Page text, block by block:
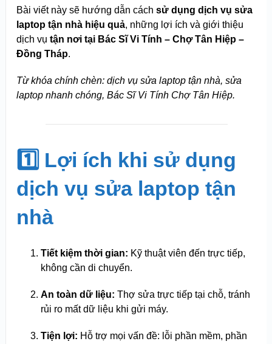
Bài viết này sẽ hướng dẫn cách sử dụng dịch vụ sửa
laptop tận nhà hiệu quả, những lợi ích và giới thiệu
dịch vụ tận nơi tại Bác Sĩ Vi Tính – Chợ Tân Hiệp –
Đồng Tháp.
Từ khóa chính chèn: dịch vụ sửa laptop tận nhà, sửa
laptop nhanh chóng, Bác Sĩ Vi Tính Chợ Tân Hiệp.
1️⃣ Lợi ích khi sử dụng
dịch vụ sửa laptop tận
nhà
Tiết kiệm thời gian: Kỹ thuật viên đến trực tiếp,
không cần di chuyển.
An toàn dữ liệu: Thợ sửa trực tiếp tại chỗ, tránh
rủi ro mất dữ liệu khi gửi máy.
Tiện lợi: Hỗ trợ mọi vấn đề: lỗi phần mềm, phần